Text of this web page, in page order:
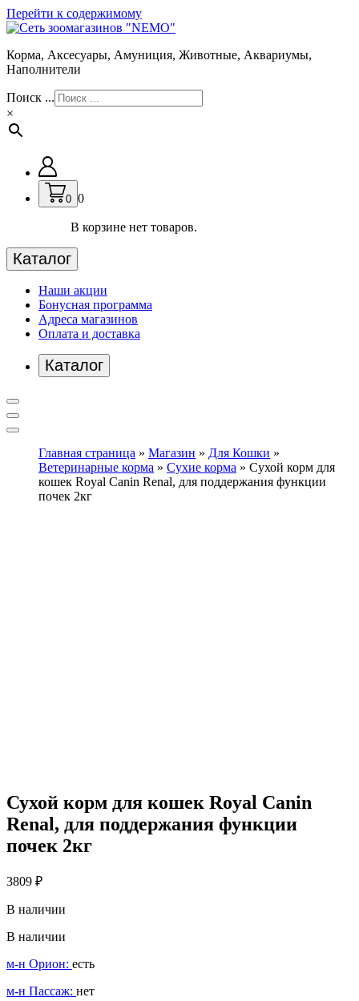
Перейти к содержимому
Корма, Аксесуары, Амуниция, Животные, Аквариумы,
Наполнители
Поиск ...
×
0 0
В корзине нет товаров.
Каталог
Наши акции
Бонусная программа
Адреса магазинов
Оплата и доставка
Каталог
Главная страница » Магазин » Для Кошки »
Ветеринарные корма » Сухие корма » Сухой корм для
кошек Royal Canin Renal, для поддержания функции
почек 2кг
Сухой корм для кошек Royal Canin
Renal, для поддержания функции
почек 2кг
3809 ₽
В наличии
В наличии
м-н Орион: есть
м-н Пассаж: нет